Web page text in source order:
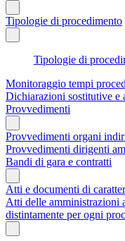
Tipologie di procedimento
Tipologie di
Monitoraggio tempi
Dichiarazioni sostitutive e
Provvedimenti
Provvedimenti organi
Provvedimenti dirigenti
Bandi di gara e contratti
Atti e documenti di
Atti delle amministrazioni
distintamente per ogni